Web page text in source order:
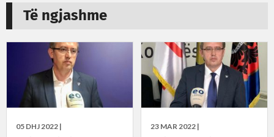
Të ngjashme
05 DHJ 2022 | 23 MAR 2022 |